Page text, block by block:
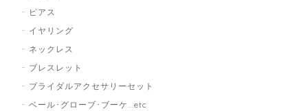
ピアス
イヤリング
ネックレス
ブレスレット
ブライダルアクセサリーセット
ベール･グローブ･ブーケ...etc